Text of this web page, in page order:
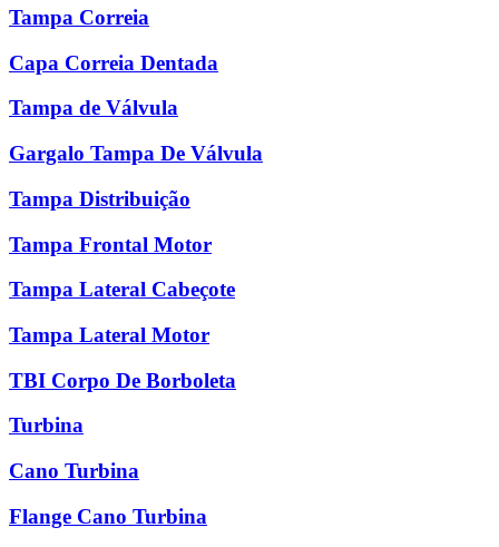
Tampa Correia
Capa Correia Dentada
Tampa de Válvula
Gargalo Tampa De Válvula
Tampa Distribuição
Tampa Frontal Motor
Tampa Lateral Cabeçote
Tampa Lateral Motor
TBI Corpo De Borboleta
Turbina
Cano Turbina
Flange Cano Turbina